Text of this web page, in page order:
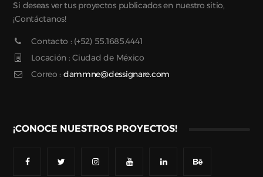
Si deseas ver tus proyectos publicados en nuestro sitio,
¡Contáctanos!
Contacto : (+52) 55.1685.4441
Locación : Ciudad de México
Correo : dammne@dessignare.com
¡CONOCE NUESTROS PROYECTOS!